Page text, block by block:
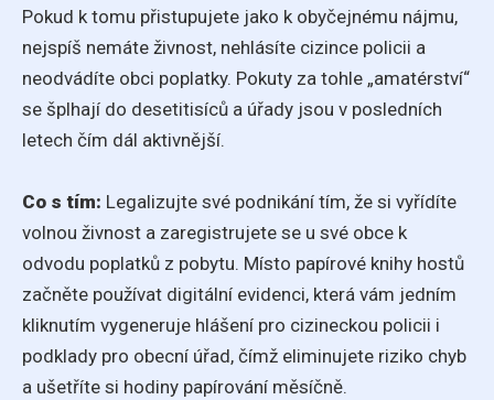
Pokud k tomu přistupujete jako k obyčejnému nájmu,
nejspíš nemáte živnost, nehlásíte cizince policii a
neodvádíte obci poplatky. Pokuty za tohle „amatérství“
se šplhají do desetitisíců a úřady jsou v posledních
letech čím dál aktivnější.
Co s tím: Legalizujte své podnikání tím, že si vyřídíte
volnou živnost a zaregistrujete se u své obce k
odvodu poplatků z pobytu. Místo papírové knihy hostů
začněte používat digitální evidenci, která vám jedním
kliknutím vygeneruje hlášení pro cizineckou policii i
podklady pro obecní úřad, čímž eliminujete riziko chyb
a ušetříte si hodiny papírování měsíčně.